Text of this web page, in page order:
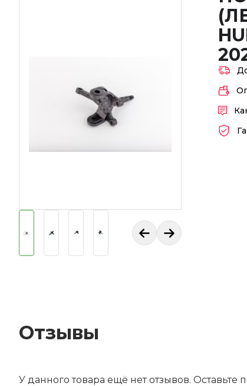
Отзывы
У данного товара ещё нет отзывов. Оставьте